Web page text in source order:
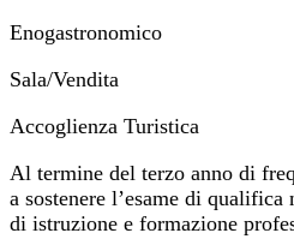
Enogastronomico
Sala/Vendita
Accoglienza Turistica
Al termine del terzo anno di
a sostenere l’esame di
di istruzione e formazione